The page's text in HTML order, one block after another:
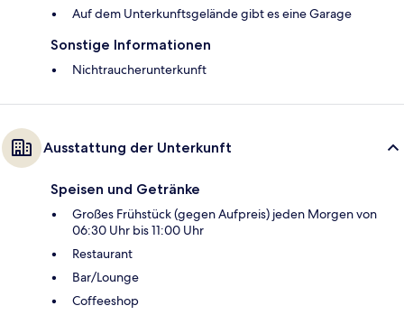
Auf dem Unterkunftsgelände gibt es eine Garage
Sonstige Informationen
Nichtraucherunterkunft
Ausstattung der Unterkunft
Speisen und Getränke
Großes Frühstück (gegen Aufpreis) jeden Morgen von
06:30 Uhr bis 11:00 Uhr
Restaurant
Bar/Lounge
Coffeeshop